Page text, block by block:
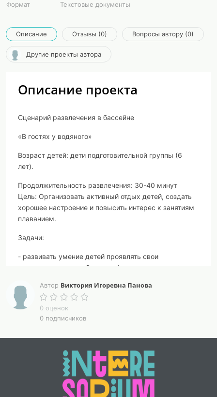
Формат
Текстовые документы
Описание Отзывы (0) Вопросы автору (0)
Другие проекты автора
Описание проекта
Сценарий развлечения в бассейне
«В гостях у водяного»
Возраст детей: дети подготовительной группы (6
лет).
Продолжительность развлечения: 30-40 минут
Цель: Организовать активный отдых детей, создать
хорошее настроение и повысить интерес к занятиям
плаванием.
Задачи:
- развивать умение детей проявлять свои
двигательные способности и физические качества в
мобилизовать свои силы в соревнованиях;
- укрепление дружеских взаимоотношений в
детском коллективе.
Звучит музыка. Гости заходят в бассейн,
рассаживаются.
(У бортика сидит грустный водяной).
Ой-ой-ой тоска зеленая, ой я мучениииик,
Автор Виктория Игоревна Панова
0 оценок
0 подписчиков